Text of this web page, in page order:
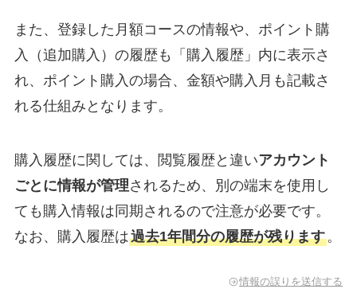
また、登録した月額コースの情報や、ポイント購
入（追加購入）の履歴も「購入履歴」内に表示さ
れ、ポイント購入の場合、金額や購入月も記載さ
れる仕組みとなります。
購入履歴に関しては、閲覧履歴と違いアカウント
ごとに情報が管理されるため、別の端末を使用し
ても購入情報は同期されるので注意が必要です。
なお、購入履歴は過去1年間分の履歴が残ります。
情報の誤りを送信する